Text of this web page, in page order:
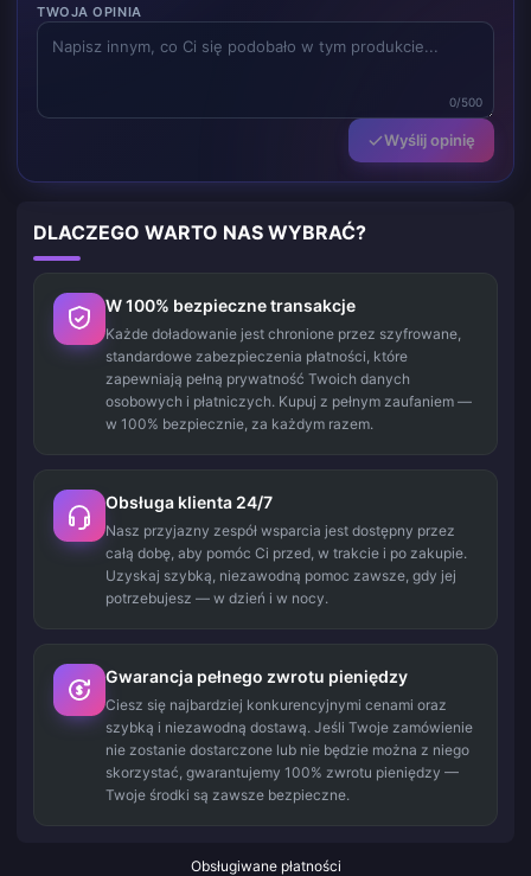
TWOJA OPINIA
0/500
Wyślij opinię
DLACZEGO WARTO NAS WYBRAĆ?
W 100% bezpieczne transakcje
Każde doładowanie jest chronione przez szyfrowane,
standardowe zabezpieczenia płatności, które
zapewniają pełną prywatność Twoich danych
osobowych i płatniczych. Kupuj z pełnym zaufaniem —
w 100% bezpiecznie, za każdym razem.
Obsługa klienta 24/7
Nasz przyjazny zespół wsparcia jest dostępny przez
całą dobę, aby pomóc Ci przed, w trakcie i po zakupie.
Uzyskaj szybką, niezawodną pomoc zawsze, gdy jej
potrzebujesz — w dzień i w nocy.
Gwarancja pełnego zwrotu pieniędzy
Ciesz się najbardziej konkurencyjnymi cenami oraz
szybką i niezawodną dostawą. Jeśli Twoje zamówienie
nie zostanie dostarczone lub nie będzie można z niego
skorzystać, gwarantujemy 100% zwrotu pieniędzy —
Twoje środki są zawsze bezpieczne.
Obsługiwane płatności